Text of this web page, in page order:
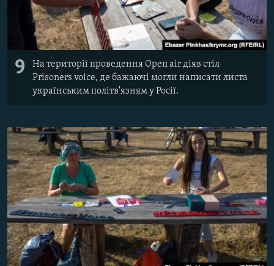
9
На території проведення Open air діяв стіл
Prisoners voice, де бажаючі могли написати листа
українським політв'язням у Росії.